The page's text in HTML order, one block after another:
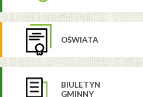
OŚWIATA
BIULETYN
GMINNY